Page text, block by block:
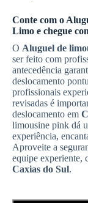
Conte com o
Limo e chegue
O Aluguel de
ser feito com
antecedência
deslocamento
profissionais
revisadas é
deslocamento em
limousine pink dá
experiência,
Aproveite a
equipe experiente,
Caxias do Sul.